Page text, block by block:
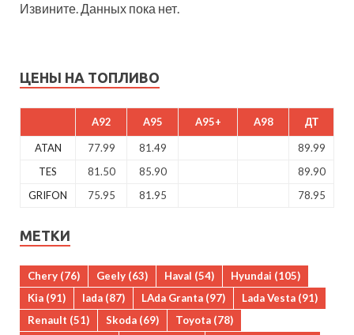
Извините. Данных пока нет.
ЦЕНЫ НА ТОПЛИВО
A92 A95 A95+ A98 ДТ
ATAN 77.99 81.49
89.99
TES
81.50 85.90
89.90
GRIFON
75.95 81.95 78.95
МЕТКИ
Chery (76) Geely (63) Haval (54) Hyundai (105)
Kia (91) lada (87) LAda Granta (97) Lada Vesta (91)
Renault (51) Skoda (69) Toyota (78)